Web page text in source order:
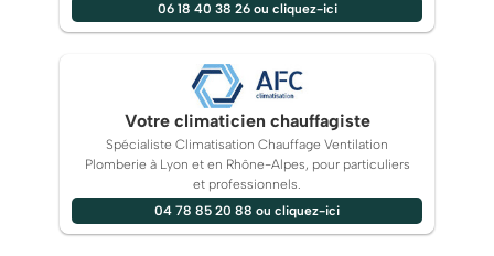
06 18 40 38 26 ou cliquez-ici
Votre climaticien chauffagiste
Spécialiste Climatisation Chauffage Ventilation
Plomberie à Lyon et en Rhône-Alpes, pour particuliers
et professionnels.
04 78 85 20 88 ou cliquez-ici